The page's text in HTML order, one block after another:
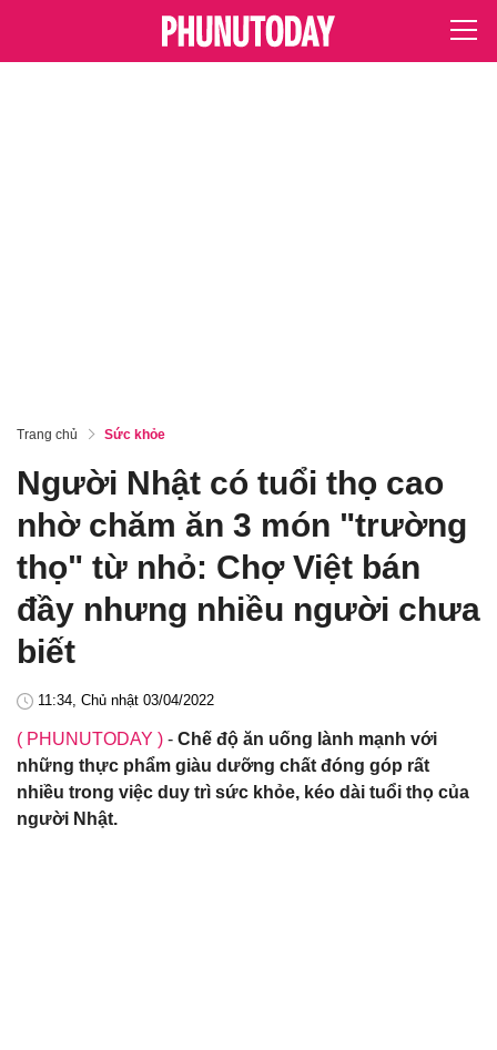
Trang chủ Sức khỏe
Người Nhật có tuổi thọ cao
nhờ chăm ăn 3 món "trường
thọ" từ nhỏ: Chợ Việt bán
đầy nhưng nhiều người chưa
biết
11:34, Chủ nhật 03/04/2022
( PHUNUTODAY ) - Chế độ ăn uống lành mạnh với
những thực phẩm giàu dưỡng chất đóng góp rất
nhiều trong việc duy trì sức khỏe, kéo dài tuổi thọ của
người Nhật.